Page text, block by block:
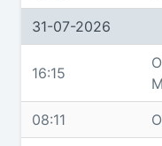
31-07-2026
16:15
08:11